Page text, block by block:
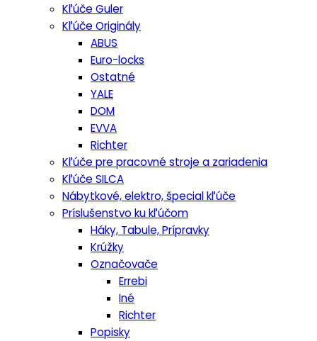
Kľúče Guler
Kľúče Originály
ABUS
Euro-locks
Ostatné
YALE
DOM
EVVA
Richter
Kľúče pre pracovné stroje a zariadenia
Kľúče SILCA
Nábytkové, elektro, špecial kľúče
Príslušenstvo ku kľúčom
Háky, Tabule, Prípravky
Krúžky
Označovače
Errebi
Iné
Richter
Popisky